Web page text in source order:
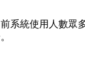
系統使用人數眾